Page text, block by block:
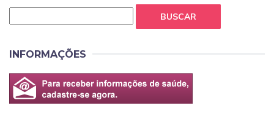
BUSCAR
INFORMAÇÕES